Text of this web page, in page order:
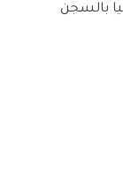
بالسجن